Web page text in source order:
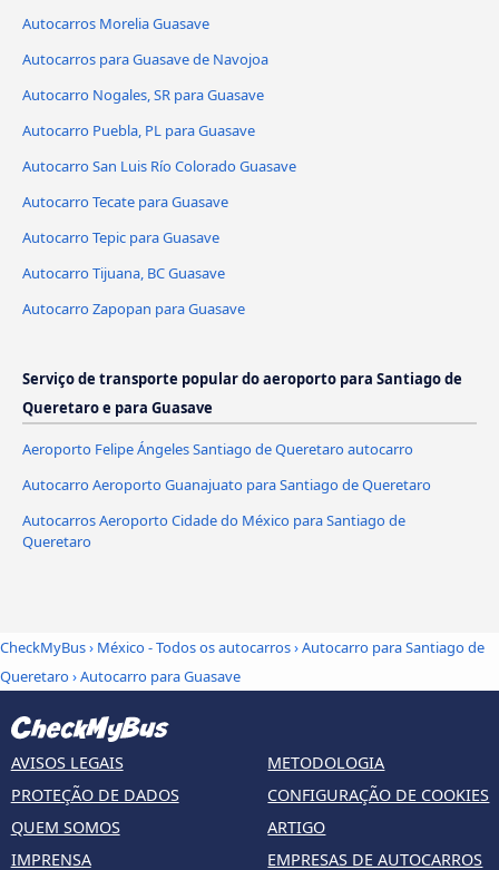
Autocarros Morelia Guasave
Autocarros para Guasave de Navojoa
Autocarro Nogales, SR para Guasave
Autocarro Puebla, PL para Guasave
Autocarro San Luis Río Colorado Guasave
Autocarro Tecate para Guasave
Autocarro Tepic para Guasave
Autocarro Tijuana, BC Guasave
Autocarro Zapopan para Guasave
Serviço de transporte popular do aeroporto para Santiago de
Queretaro e para Guasave
Aeroporto Felipe Ángeles Santiago de Queretaro autocarro
Autocarro Aeroporto Guanajuato para Santiago de Queretaro
Autocarros Aeroporto Cidade do México para Santiago de
Queretaro
CheckMyBus› México - Todos os autocarros›Autocarro para Santiago de
Queretaro›Autocarro para Guasave
AVISOS LEGAIS
PROTEÇÃO DE DADOS
QUEM SOMOS
IMPRENSA
METODOLOGIA
CONFIGURAÇÃO DE COOKIES
ARTIGO
EMPRESAS DE AUTOCARROS